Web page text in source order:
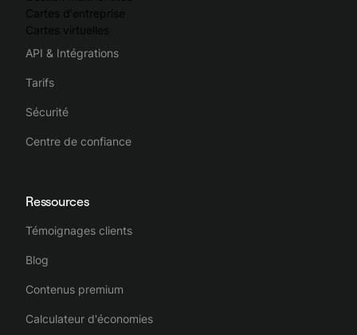
Cartes d'entreprise
Cartes virtuelles
API & Intégrations
Tarifs
Sécurité
Centre de confiance
Ressources
Témoignages clients
Blog
Contenus premium
Calculateur d'économies